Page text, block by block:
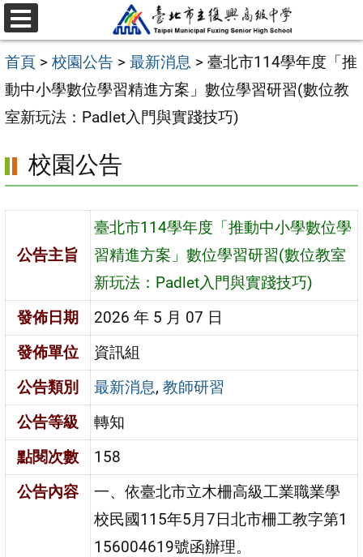
跳
至
主
要
內
區
選
單
首頁 > 校園公告 > 最新消息 > 臺北市114學年度「推
動中小學數位學習精進方案」數位學習研習(數位教
室新玩法：Padlet入門與實踐技巧)
校園公告
公告主旨
臺北市114學年度「推動中小學數位學
習精進方案」數位學習研習(數位教室
新玩法：Padlet入門與實踐技巧)
發佈日期
2026 年 5 月 07 日
發佈單位
資訊組
公告類別
最新消息,教師研習
公告等級
轉知
點閱次數
158
公告內容
一、依臺北市立木柵高級工業職業學
校民國115年5月7日北市柵工教字第1
156004619號函辦理。